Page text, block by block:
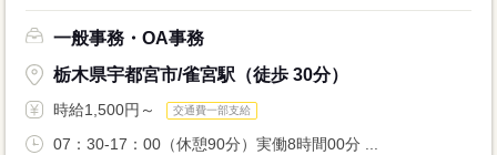
一般事務・OA事務
栃木県宇都宮市/雀宮駅（徒歩 30分）
時給1,500円～ 交通費一部支給
07：30-17：00（休憩90分）実働8時間00分 ...